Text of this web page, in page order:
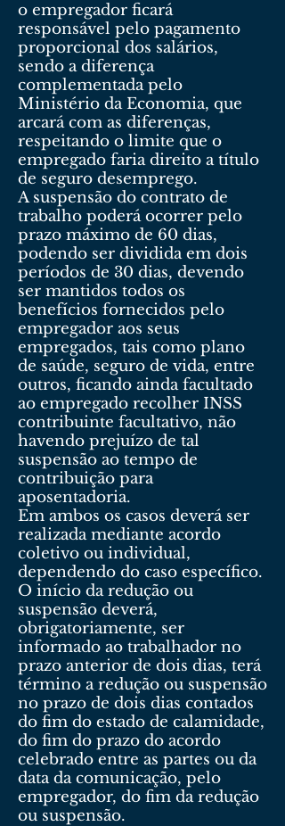
o empregador ficará
responsável pelo pagamento
proporcional dos salários,
sendo a diferença
complementada pelo
Ministério da Economia, que
arcará com as diferenças,
respeitando o limite que o
empregado faria direito a título
de seguro desemprego.
A suspensão do contrato de
trabalho poderá ocorrer pelo
prazo máximo de 60 dias,
podendo ser dividida em dois
períodos de 30 dias, devendo
ser mantidos todos os
benefícios fornecidos pelo
empregador aos seus
empregados, tais como plano
de saúde, seguro de vida, entre
outros, ficando ainda facultado
ao empregado recolher INSS
contribuinte facultativo, não
havendo prejuízo de tal
suspensão ao tempo de
contribuição para
aposentadoria.
Em ambos os casos deverá ser
realizada mediante acordo
coletivo ou individual,
dependendo do caso específico.
O início da redução ou
suspensão deverá,
obrigatoriamente, ser
informado ao trabalhador no
prazo anterior de dois dias, terá
término a redução ou suspensão
no prazo de dois dias contados
do fim do estado de calamidade,
do fim do prazo do acordo
celebrado entre as partes ou da
data da comunicação, pelo
empregador, do fim da redução
ou suspensão.